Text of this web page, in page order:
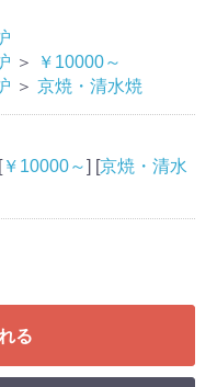
＞
￥10000～
＞ 京焼・清水焼
￥10000～] [京焼・清水
る